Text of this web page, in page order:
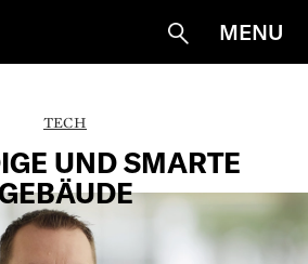
Suche
MENU
TECH
UND SMARTE